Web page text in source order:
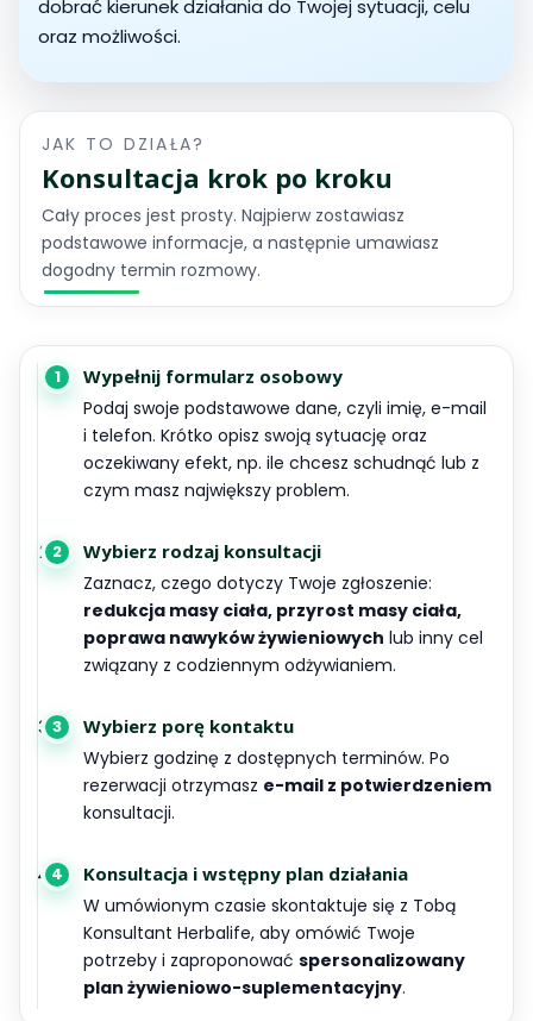
dobrać kierunek działania do Twojej sytuacji, celu
oraz możliwości.
JAK TO DZIAŁA?
Konsultacja krok po kroku
Cały proces jest prosty. Najpierw zostawiasz
podstawowe informacje, a następnie umawiasz
dogodny termin rozmowy.
1
Wypełnij formularz osobowy
Podaj swoje podstawowe dane, czyli imię, e-mail
i telefon. Krótko opisz swoją sytuację oraz
oczekiwany efekt, np. ile chcesz schudnąć lub z
czym masz największy problem.
2
Wybierz rodzaj konsultacji
Zaznacz, czego dotyczy Twoje zgłoszenie:
redukcja masy ciała, przyrost masy ciała,
poprawa nawyków żywieniowych lub inny cel
związany z codziennym odżywianiem.
3
Wybierz porę kontaktu
Wybierz godzinę z dostępnych terminów. Po
rezerwacji otrzymasz e-mail z potwierdzeniem
konsultacji.
4
Konsultacja i wstępny plan działania
W umówionym czasie skontaktuje się z Tobą
Konsultant Herbalife, aby omówić Twoje
potrzeby i zaproponować spersonalizowany
plan żywieniowo-suplementacyjny.